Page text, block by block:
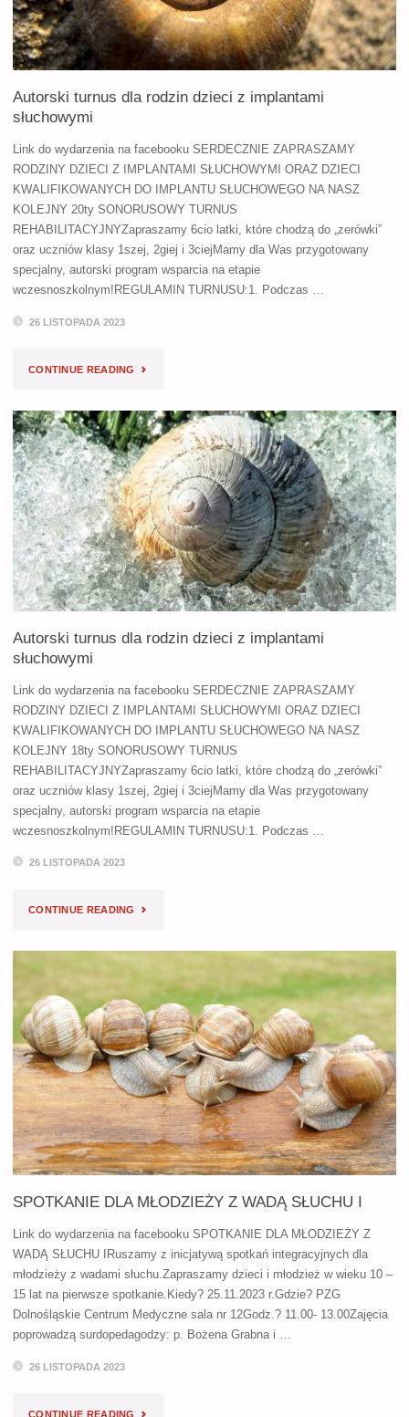
IMPLANTAMI
SŁUCHOWYMI"
Autorski turnus dla rodzin dzieci z implantami
słuchowymi
Link do wydarzenia na facebooku SERDECZNIE ZAPRASZAMY
RODZINY DZIECI Z IMPLANTAMI SŁUCHOWYMI ORAZ DZIECI
KWALIFIKOWANYCH DO IMPLANTU SŁUCHOWEGO NA NASZ
KOLEJNY 20ty SONORUSOWY TURNUS
REHABILITACYJNYZapraszamy 6cio latki, które chodzą do „zerówki”
oraz uczniów klasy 1szej, 2giej i 3ciejMamy dla Was przygotowany
specjalny, autorski program wsparcia na etapie
wczesnoszkolnym!REGULAMIN TURNUSU:1. Podczas …
26 LISTOPADA 2023
CONTINUE READING "AUTORSKI
DLA
RODZIN
DZIECI
Z
IMPLANTAMI
SŁUCHOWYMI"
Autorski turnus dla rodzin dzieci z implantami
słuchowymi
Link do wydarzenia na facebooku SERDECZNIE ZAPRASZAMY
RODZINY DZIECI Z IMPLANTAMI SŁUCHOWYMI ORAZ DZIECI
KWALIFIKOWANYCH DO IMPLANTU SŁUCHOWEGO NA NASZ
KOLEJNY 18ty SONORUSOWY TURNUS
REHABILITACYJNYZapraszamy 6cio latki, które chodzą do „zerówki”
oraz uczniów klasy 1szej, 2giej i 3ciejMamy dla Was przygotowany
specjalny, autorski program wsparcia na etapie
wczesnoszkolnym!REGULAMIN TURNUSU:1. Podczas …
26 LISTOPADA 2023
CONTINUE READING "AUTORSKI
RODZIN
DZIECI
Z
IMPLANTAMI
SŁUCHOWYMI"
SPOTKANIE DLA MŁODZIEŻY Z WADĄ SŁUCHU I
Link do wydarzenia na facebooku SPOTKANIE DLA MŁODZIEŻY Z
WADĄ SŁUCHU IRuszamy z inicjatywą spotkań integracyjnych dla
młodzieży z wadami słuchu.Zapraszamy dzieci i młodzież w wieku 10 –
15 lat na pierwsze spotkanie.Kiedy? 25.11.2023 r.Gdzie? PZG
Dolnośląskie Centrum Medyczne sala nr 12Godz.? 11.00- 13.00Zajęcia
poprowadzą surdopedagodzy: p. Bożena Grabna i …
26 LISTOPADA 2023
CONTINUE READING "SPOTKANIE